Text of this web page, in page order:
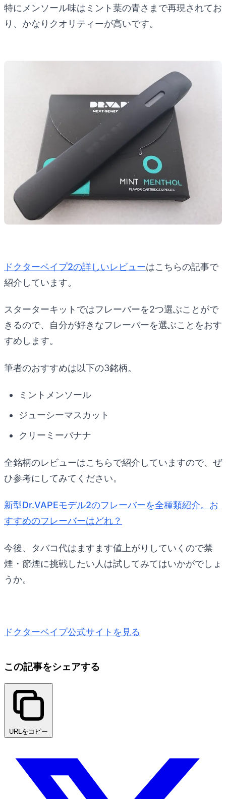
特にメンソール味はミント葉の青さまで再現されてお
り、かなりクオリティーが高いです。
ドクターベイプ2の詳しいレビューはこちらの記事で
紹介しています。
スターターキットではフレーバーを2つ選ぶことがで
きるので、自分が好きなフレーバーを選ぶことをおす
すめします。
筆者のおすすめは以下の3銘柄。
ミントメンソール
ジューシーマスカット
クリーミーバナナ
全銘柄のレビューはこちらで紹介していますので、ぜ
ひ参考にしてみてください。
新型Dr.VAPEモデル2のフレーバーを全種類紹介。お
すすめのフレーバーはどれ？
今後、タバコ代はますます値上がりしていくので禁
煙・節煙に挑戦したい人は試してみてはいかがでしょ
うか。
ドクターベイプ公式サイトを見る
この記事をシェアする
URLをコピー